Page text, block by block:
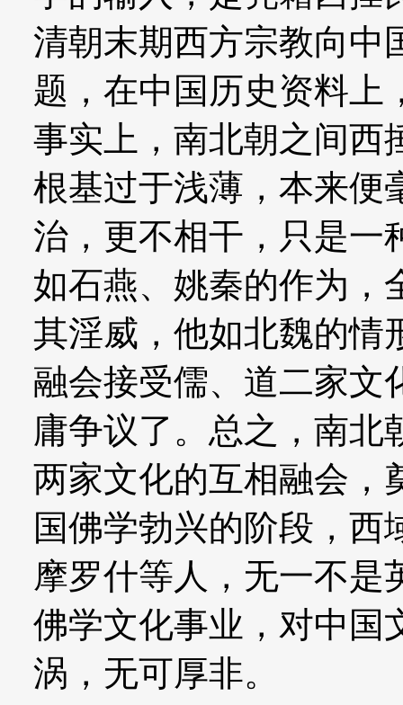
清朝末期西方宗教向中
题，在中国历史资料上
事实上，南北朝之间西
根基过于浅薄，本来便
治，更不相干，只是一
如石燕、姚秦的作为，
其淫威，他如北魏的情
融会接受儒、道二家文
庸争议了。总之，南北
两家文化的互相融会，
国佛学勃兴的阶段，西
摩罗什等人，无一不是
佛学文化事业，对中国
涡，无可厚非。